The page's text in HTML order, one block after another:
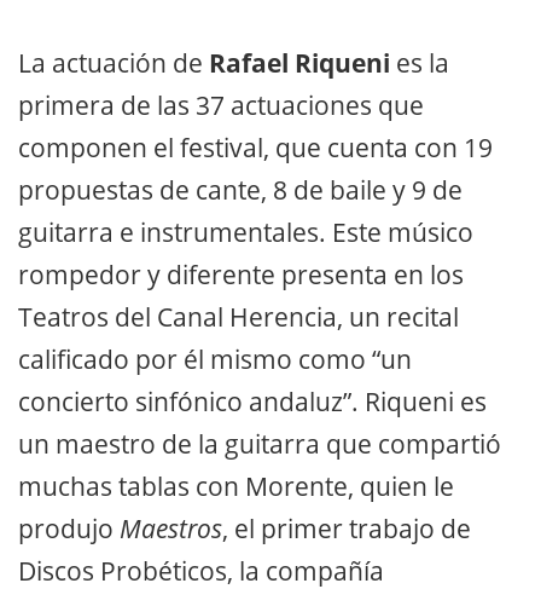
La actuación de Rafael Riqueni es la
primera de las 37 actuaciones que
componen el festival, que cuenta con 19
propuestas de cante, 8 de baile y 9 de
guitarra e instrumentales. Este músico
rompedor y diferente presenta en los
Teatros del Canal Herencia, un recital
calificado por él mismo como “un
concierto sinfónico andaluz”. Riqueni es
un maestro de la guitarra que compartió
muchas tablas con Morente, quien le
produjo Maestros, el primer trabajo de
Discos Probéticos, la compañía